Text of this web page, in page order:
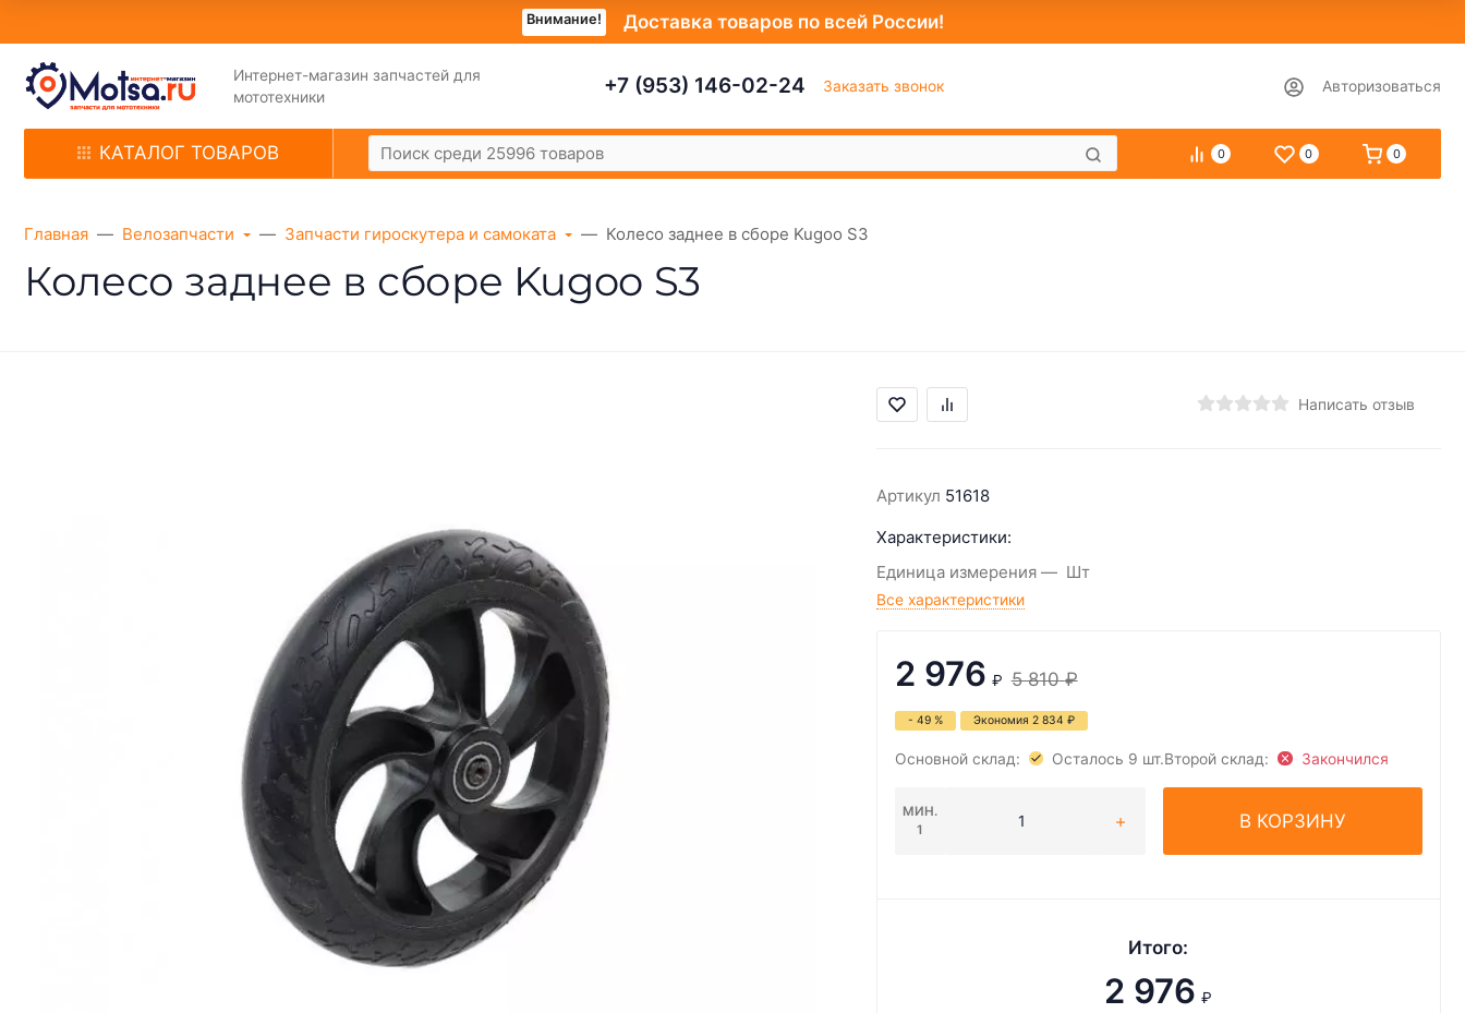
Внимание! Доставка товаров по всей России!
Интернет-магазин запчастей для
мототехники
+7 (953) 146-02-24 Заказать звонок Авторизоваться
КАТАЛОГ ТОВАРОВ 0 0 0
Главная Велозапчасти Запчасти гироскутера и самоката Колесо заднее в сборе Kugoo S3
Колесо заднее в сборе Kugoo S3
Написать отзыв
Артикул 51618
Характеристики:
Единица измерения
Шт
Все характеристики
2 976 ₽ 5 810 ₽
- 49 % Экономия 2 834 ₽
Основной склад: Осталось 9 шт.Второй склад: Закончился
МИН.
1
В КОРЗИНУ
Итого:
2 976 ₽